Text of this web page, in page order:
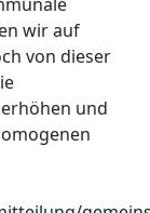
wir auf
von dieser
und